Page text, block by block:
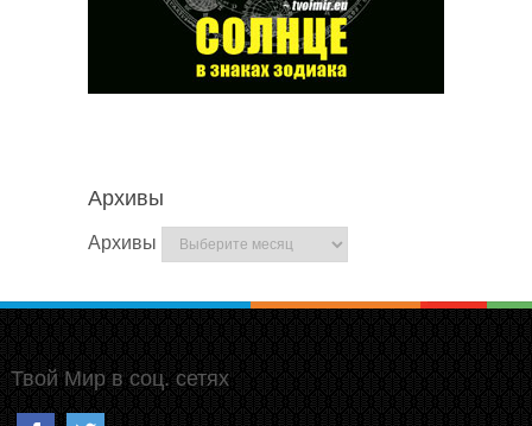
Архивы
Архивы
Твой Мир в соц. сетях